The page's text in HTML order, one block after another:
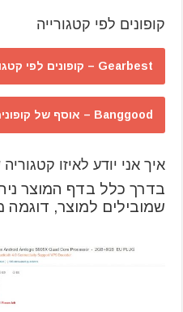
קופונים לפי קטגורייה
Gearbest – קופונים לפי קטגוריה ומותג
Banggood – אוסף של קופונים לפי
איך אני יודע לאיזו
בדרך כלל בדף המוצר
שמובילים למוצר,